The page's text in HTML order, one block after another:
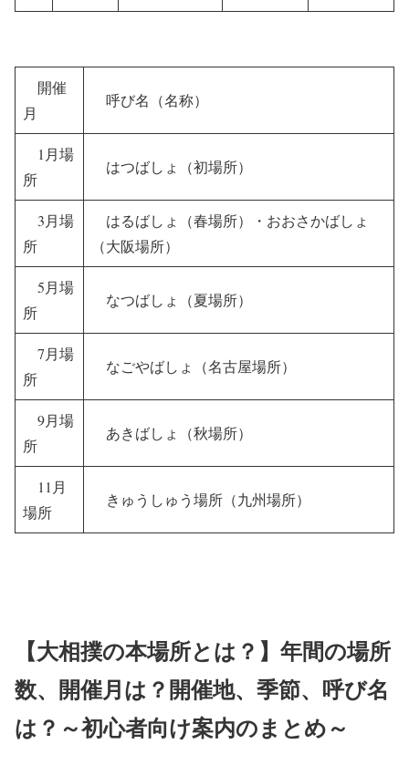
開催
月
呼び名（名称）
1月場
所
はつばしょ（初場所）
3月場
所
はるばしょ（春場所）・おおさかばしょ
（大阪場所）
5月場
所
なつばしょ（夏場所）
7月場
所
なごやばしょ（名古屋場所）
9月場
所
あきばしょ（秋場所）
11月
場所
きゅうしゅう場所（九州場所）
【大相撲の本場所とは？】年間の場所
数、開催月は？開催地、季節、呼び名
は？～初心者向け案内のまとめ～